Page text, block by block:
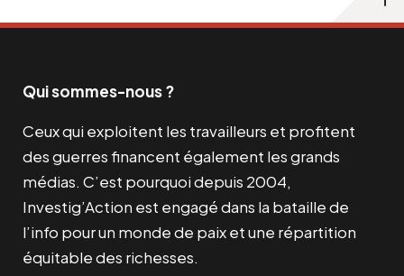
Qui sommes-nous ?
Ceux qui exploitent les travailleurs et profitent
des guerres financent également les grands
médias. C’est pourquoi depuis 2004,
Investig’Action est engagé dans la bataille de
l’info pour un monde de paix et une répartition
équitable des richesses.